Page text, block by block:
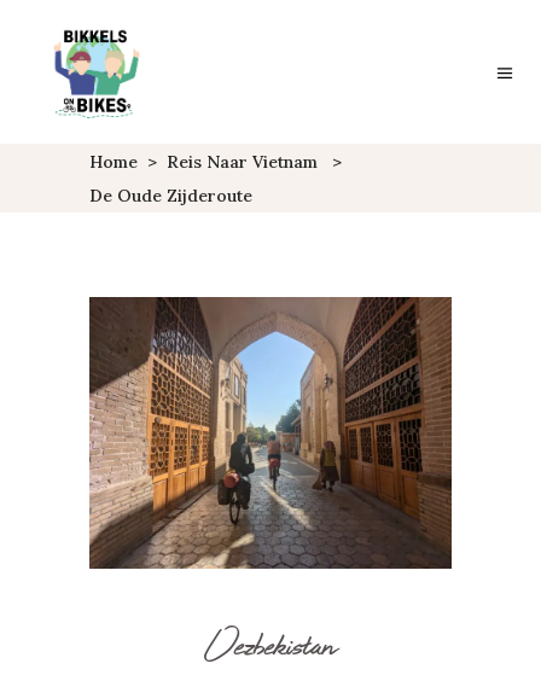
Home > Reis Naar Vietnam
>
De Oude Zijderoute
Oezbekistan